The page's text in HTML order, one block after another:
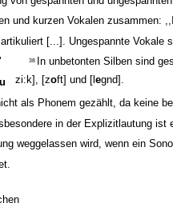
und kurzen Vokalen zusammen:
[...]. Ungespannte Vokale
38
In unbetonten Silben sind
u zi:k], [zoft] und [legnd].
als Phonem gezählt, da keine
in der Explizitlautung ist
weggelassen wird, wenn ein